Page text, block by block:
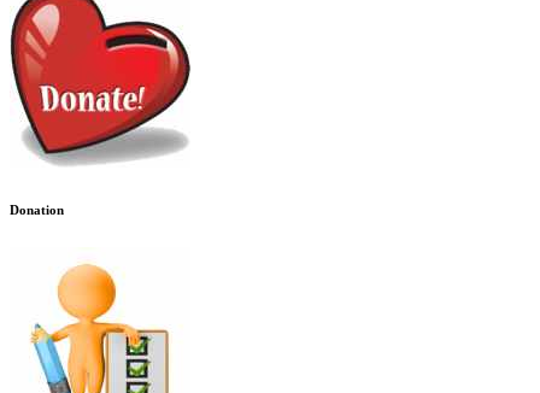
Donation